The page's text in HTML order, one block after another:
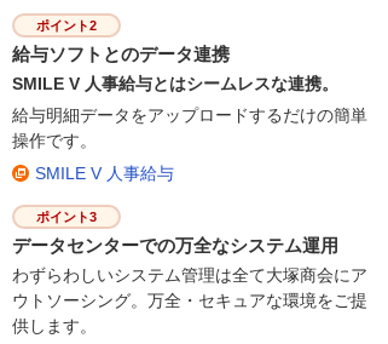
ポイント2
給与ソフトとのデータ連携
SMILE V 人事給与とはシームレスな連携。
給与明細データをアップロードするだけの簡単
操作です。
SMILE V 人事給与
ポイント3
データセンターでの万全なシステム運用
わずらわしいシステム管理は全て大塚商会にア
ウトソーシング。万全・セキュアな環境をご提
供します。